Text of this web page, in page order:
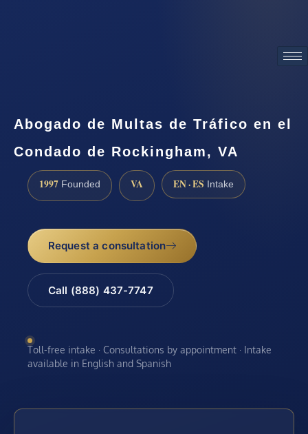
Abogado de Multas de Tráfico en el
Condado de Rockingham, VA
1997 Founded VA EN · ES Intake
Request a consultation
Call (888) 437-7747
Toll-free intake · Consultations by appointment · Intake
available in English and Spanish